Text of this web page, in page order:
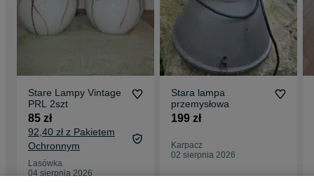
Stare Lampy Vintage
PRL 2szt
85 zł
92,40 zł z Pakietem
Ochronnym
Lasówka
04 sierpnia 2026
Stara lampa
przemysłowa
199 zł
Karpacz
02 sierpnia 2026